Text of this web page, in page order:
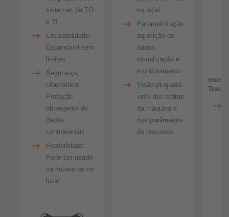
sistemas de TO
e TI
Escalabilidade:
Expansível sem
limites
Segurança
cibernética:
Proteção
abrangente de
dados
confidenciais
Flexibilidade:
Pode ser usado
na nuvem ou no
local
no local
Parametrização,
aquisição de
dados,
visualização e
monitoramento
Visão plug-and-
work dos status
da máquina e
dos parâmetros
do processo
Trace